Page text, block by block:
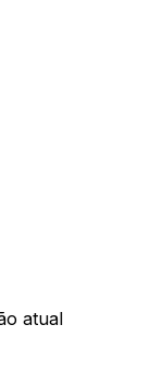
atual